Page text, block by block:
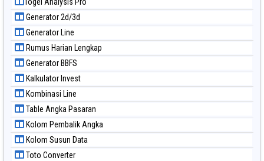
Paito Warna Pennsylvania Day
Paito Warna Sao Paulo
Paito Warna Singapore
Paito Warna Sydney
Paito Warna Sydney Lottery
Paito Warna Sydney Lottery 6d
Paito Warna Sydney Lotto
Paito Warna Sydney Pools 6d
Paito Warna Taipei
Paito Warna Taiwan
Generator 2d/3d
Generator Line
Rumus Harian Lengkap
Generator BBFS
Kalkulator Invest
Kombinasi Line
Table Angka Pasaran
Kolom Pembalik Angka
Kolom Susun Data
Toto Converter